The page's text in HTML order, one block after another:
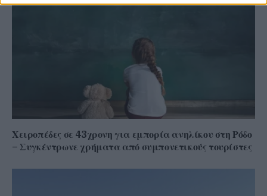
Χειροπέδες σε 43χρονη για εμπορία ανηλίκου στη Ρόδο
– Συγκέντρωνε χρήματα από συμπονετικούς τουρίστες